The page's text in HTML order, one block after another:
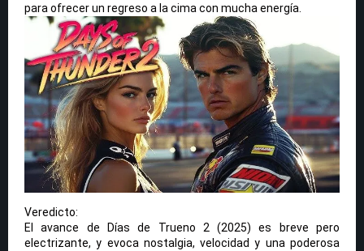
para ofrecer un regreso a la cima con mucha energía.
Veredicto:
El avance de Días de Trueno 2 (2025) es breve pero
electrizante, y evoca nostalgia, velocidad y una poderosa